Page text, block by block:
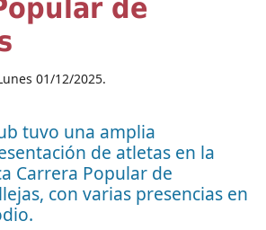
de
01/12/2025.
tuvo una amplia
de atletas en la
Carrera Popular de
con varias presencias en